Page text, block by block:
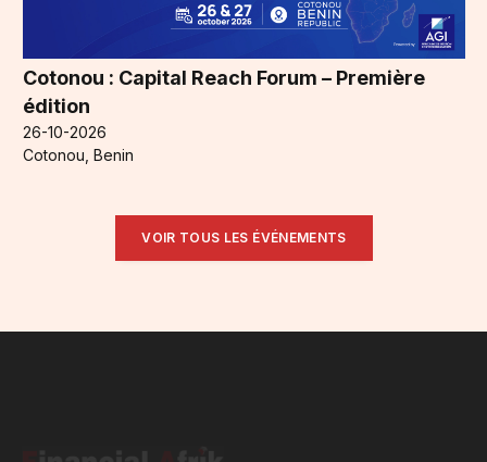
Cotonou : Capital Reach Forum – Première
édition
26-10-2026
Cotonou, Benin
VOIR TOUS LES ÉVÉNEMENTS